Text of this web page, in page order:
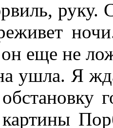
руку.
еще не
Я